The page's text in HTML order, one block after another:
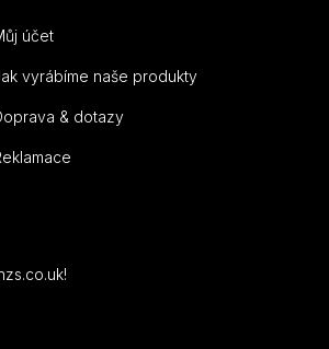
účet
vyrábíme naše produkty
& dotazy